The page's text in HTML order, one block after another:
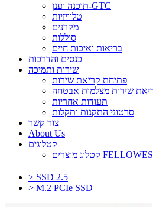
תוכנה וענן-GTC
טלוויזיות
מקרנים
סוללות
בריאות ואיכות חיים
כנסים והדרכות
שירות ותמיכה
פתיחת קריאת שירות
תעודות אחריות
סרטוני התקנות ותקלות
צור קשר
About Us
קטלוגים
קטלוג מוצרים FELLOWES
> SSD 2.5
> M.2 PCIe SSD